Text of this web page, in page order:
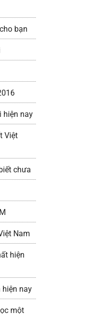
bạn
hiện nay
Việt
chưa
Nam
hiện
nay
một